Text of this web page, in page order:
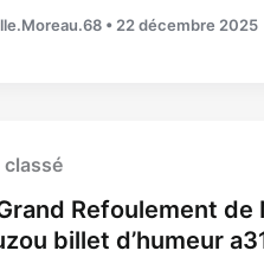
• 22 décembre 2025
classé
Refoulement de
billet d’humeur